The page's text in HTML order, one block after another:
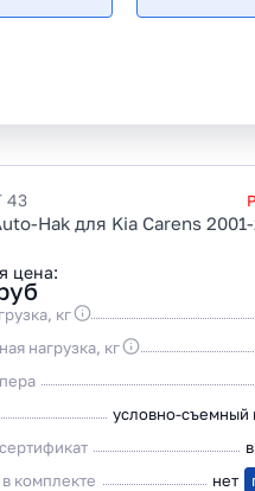
43
Hak для Kia Carens
цена:
кг
нагрузка, кг
условно-съемный
комплекте
нет